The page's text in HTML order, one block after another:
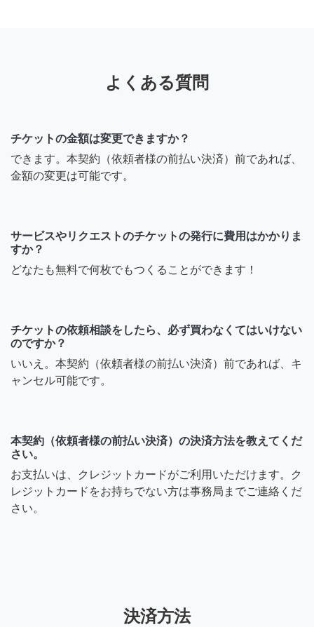
よくある質問
チケットの金額は変更できますか？
できます。本契約（依頼者様の前払い決済）前であれば、
金額の変更は可能です。
サービスやリクエストのチケットの発行に費用はかかりま
すか？
どなたも無料で何枚でもつくることができます！
チケットの依頼相談をしたら、必ず買わなくてはいけない
のですか？
いいえ。本契約（依頼者様の前払い決済）前であれば、キ
ャンセル可能です。
本契約（依頼者様の前払い決済）の決済方法を教えてくだ
さい。
お支払いは、クレジットカードがご利用いただけます。ク
レジットカードをお持ちでない方は事務局までご連絡くだ
さい。
決済方法